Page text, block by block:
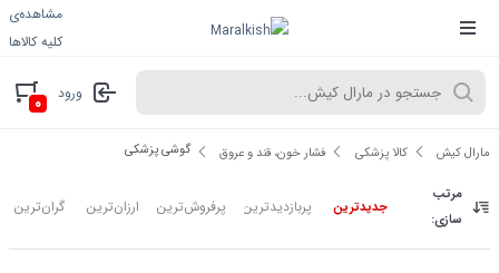
مشاهده‌ی
کلیه کالاها
ورود ۰
مارال کیش کالا پزشکی فشار خون، قند و عروق گوشی پزشکی
مرتب
سازی:
جدیدترین پربازدیدترین پرفروش‌ترین ارزان‌ترین گران‌ترین